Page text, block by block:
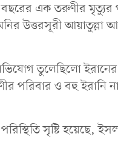
এক তরুণীর মৃত্যুর
উত্তরসূরী আয়াতুল্লা
তুলেছিলো
পরিবার ও বহু ইরানি
সৃষ্টি হয়েছে,